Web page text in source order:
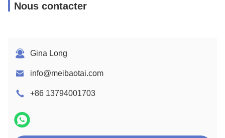
Nous contacter
Gina Long
info@meibaotai.com
+86 13794001703